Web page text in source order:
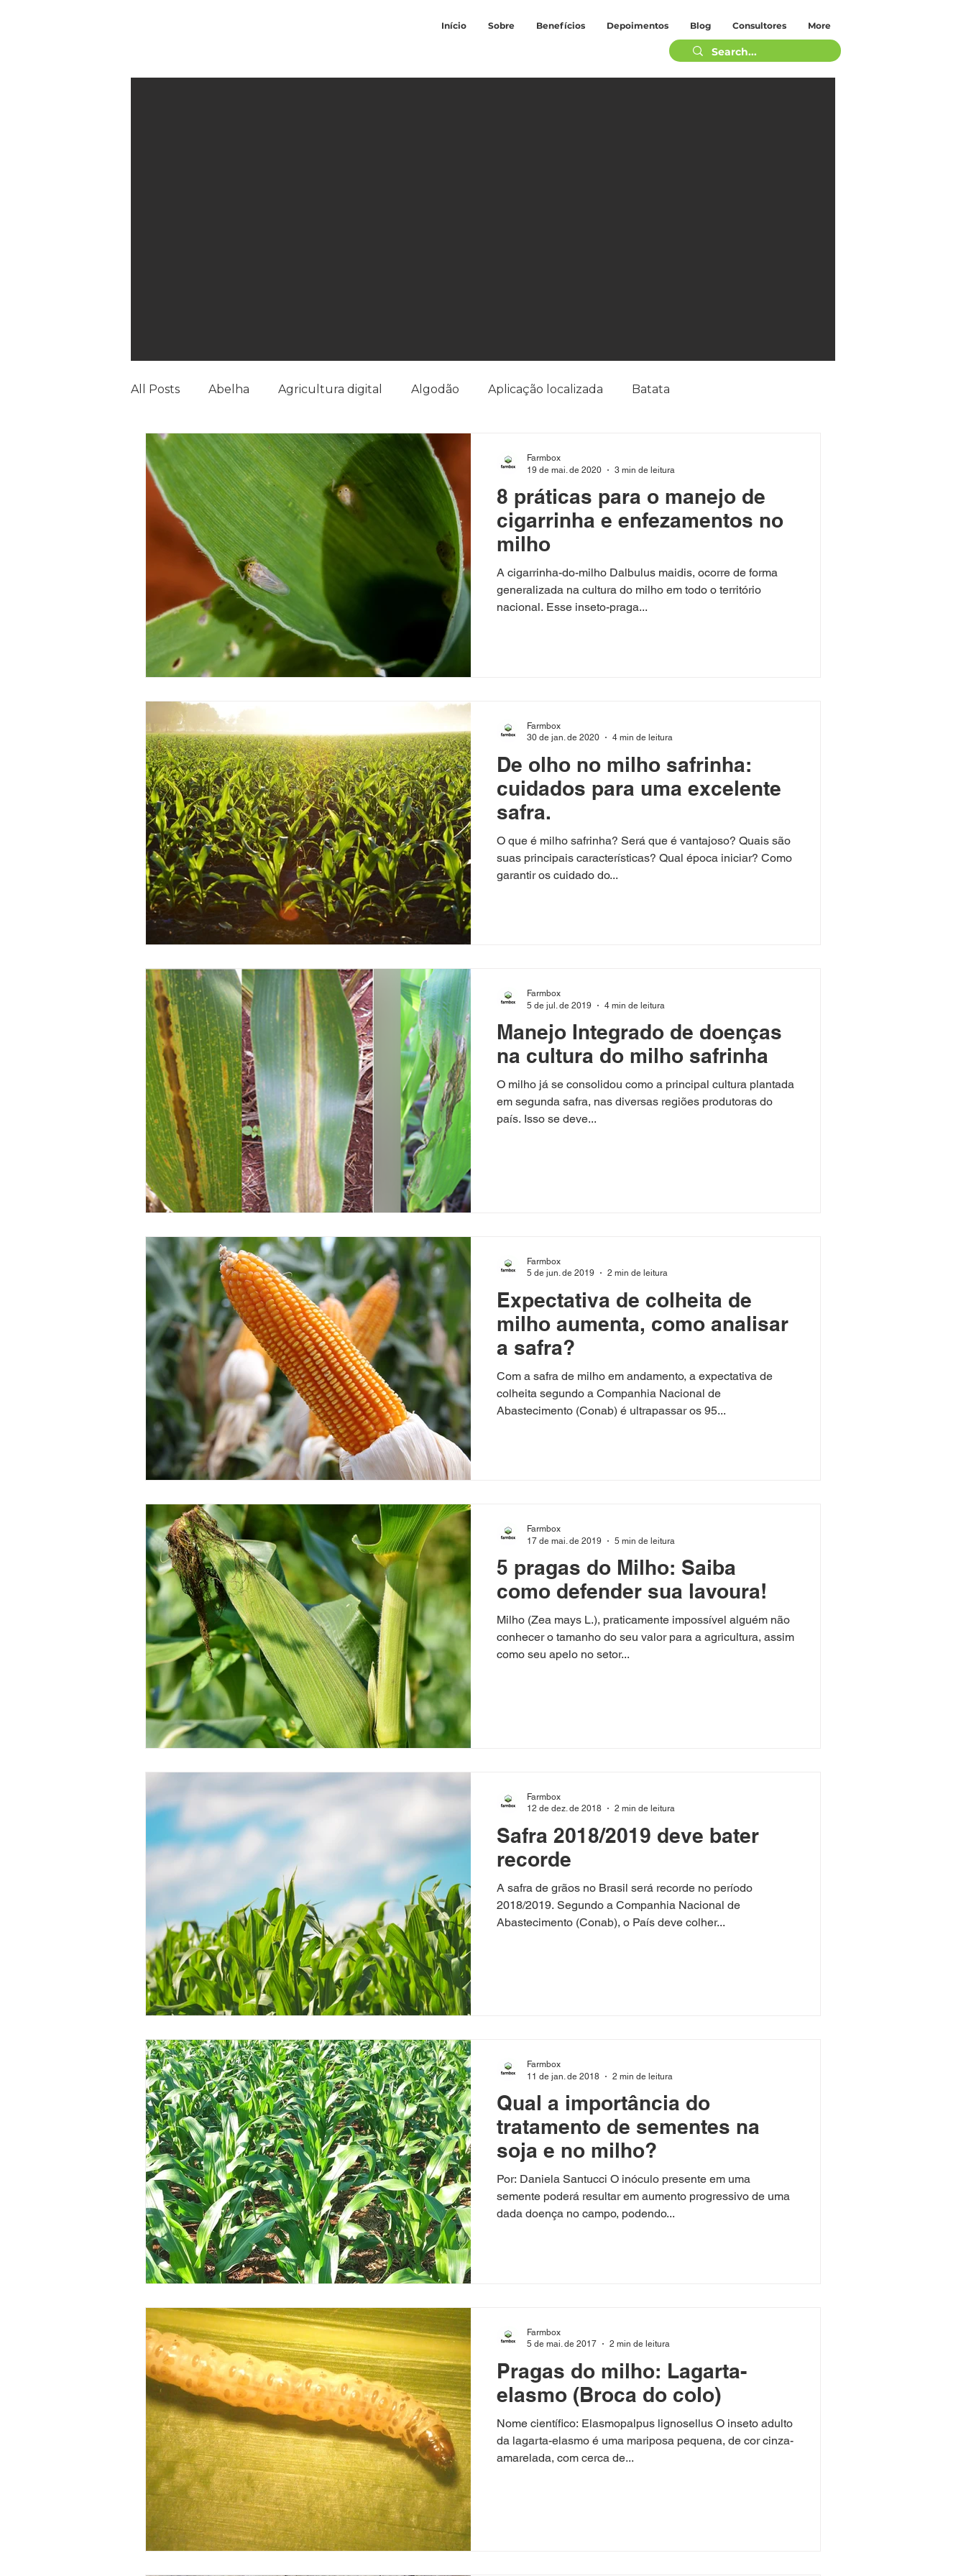
Início Sobre Benefícios Depoimentos Blog Consultores More
All Posts Abelha Agricultura digital Algodão Aplicação localizada Batata
Bicudo do Algodoeiro Bemisia tabaci Café
cana-de-açúcar Checkplant Citros Cobertura de solo Colheita Consultoria
Cultura de inverno Elaphria Deltóide
Falsa medideira Feijão fenômeno climático
Gestão Girassol
8 práticas para o manejo de
cigarrinha e enfezamentos no
milho
A cigarrinha-do-milho Dalbulus maidis, ocorre de forma
generalizada na cultura do milho em todo o território
nacional. Esse inseto-praga...
Farmbox
19 de mai. de 2020
3 min de leitura
De olho no milho safrinha:
cuidados para uma excelente
safra.
O que é milho safrinha? Será que é vantajoso? Quais são
suas principais características? Qual época iniciar? Como
garantir os cuidado do...
Farmbox
30 de jan. de 2020
4 min de leitura
Manejo Integrado de doenças
na cultura do milho safrinha
O milho já se consolidou como a principal cultura plantada
em segunda safra, nas diversas regiões produtoras do
país. Isso se deve...
Farmbox
5 de jul. de 2019
4 min de leitura
Expectativa de colheita de
milho aumenta, como analisar
a safra?
Com a safra de milho em andamento, a expectativa de
colheita segundo a Companhia Nacional de
Abastecimento (Conab) é ultrapassar os 95...
Farmbox
5 de jun. de 2019
2 min de leitura
5 pragas do Milho: Saiba
como defender sua lavoura!
Milho (Zea mays L.), praticamente impossível alguém não
conhecer o tamanho do seu valor para a agricultura, assim
como seu apelo no setor...
Farmbox
17 de mai. de 2019
5 min de leitura
Safra 2018/2019 deve bater
recorde
A safra de grãos no Brasil será recorde no período
2018/2019. Segundo a Companhia Nacional de
Abastecimento (Conab), o País deve colher...
Farmbox
12 de dez. de 2018
2 min de leitura
Qual a importância do
tratamento de sementes na
soja e no milho?
Por: Daniela Santucci O inóculo presente em uma
semente poderá resultar em aumento progressivo de uma
dada doença no campo, podendo...
Farmbox
11 de jan. de 2018
2 min de leitura
Pragas do milho: Lagarta-
elasmo (Broca do colo)
Nome científico: Elasmopalpus lignosellus O inseto adulto
da lagarta-elasmo é uma mariposa pequena, de cor cinza-
amarelada, com cerca de...
Farmbox
5 de mai. de 2017
2 min de leitura